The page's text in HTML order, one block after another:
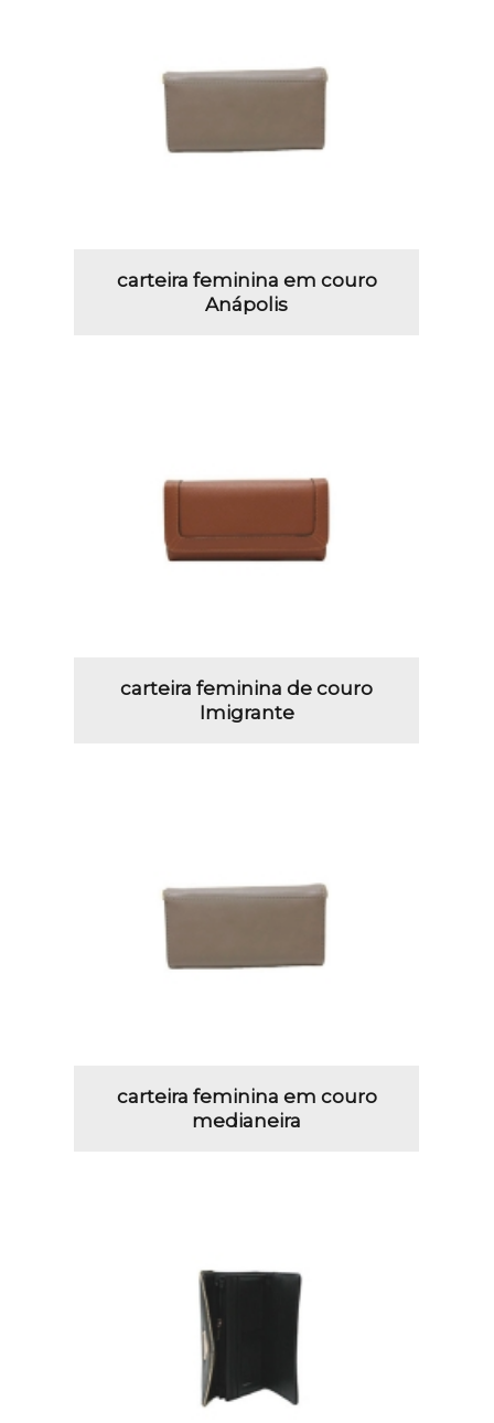
carteira feminina em couro
Anápolis
carteira feminina de couro
Imigrante
carteira feminina em couro
medianeira